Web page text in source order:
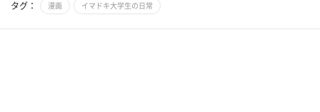
タグ： 漫画 イマドキ大学生の日常